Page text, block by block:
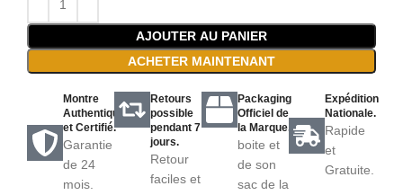
AJOUTER AU PANIER
ACHETER MAINTENANT
Montre
Authentique
et Certifié.
Garantie
de 24
mois.
Retours
possible
pendant 7
jours.
Retour
faciles et
Packaging
Officiel de
la Marque.
boite et
de son
sac de la
Expédition
Nationale.
Rapide
et
Gratuite.